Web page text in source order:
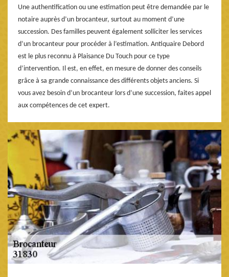
Une authentification ou une estimation peut être demandée par le
notaire auprès d’un brocanteur, surtout au moment d’une
succession. Des familles peuvent également solliciter les services
d’un brocanteur pour procéder à l’estimation. Antiquaire Debord
est le plus reconnu à Plaisance Du Touch pour ce type
d’intervention. Il est, en effet, en mesure de donner des conseils
grâce à sa grande connaissance des différents objets anciens. Si
vous avez besoin d’un brocanteur lors d’une succession, faites appel
aux compétences de cet expert.